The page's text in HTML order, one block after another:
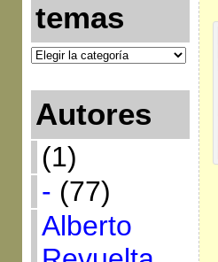
temas
Autores
(1)
- (77)
Alberto